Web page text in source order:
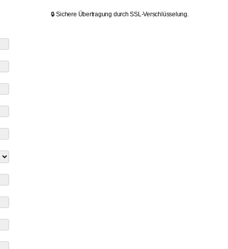
🔒 Sichere Übertragung durch SSL-Verschlüsselung.